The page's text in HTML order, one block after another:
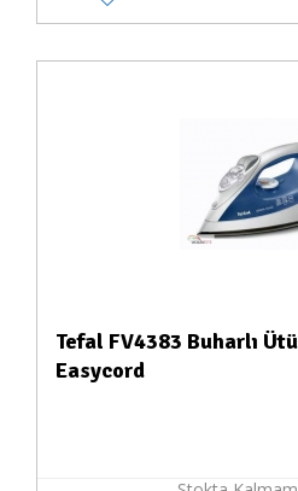
Tefal FV4383 Buharlı
Easycord